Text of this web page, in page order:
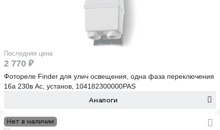
Последняя цена
2 770 ₽
Фотореле Finder для улич освещения, одна фаза переключения
16а 230в Ac, установ, 104182300000PAS
Аналоги
Нет в наличии